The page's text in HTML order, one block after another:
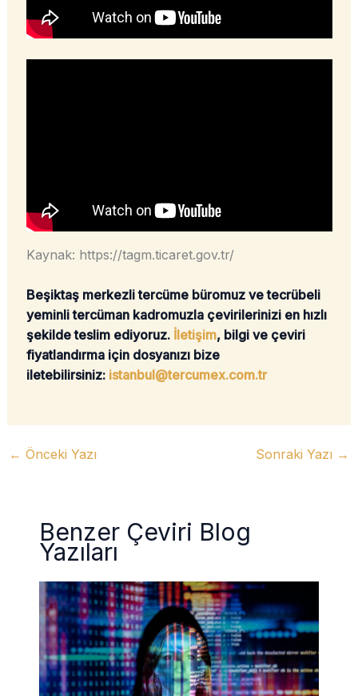
Kaynak: https://tagm.ticaret.gov.tr/
Beşiktaş merkezli tercüme büromuz ve tecrübeli
yeminli tercüman kadromuzla çevirilerinizi en hızlı
şekilde teslim ediyoruz. İletişim, bilgi ve çeviri
fiyatlandırma için dosyanızı bize
iletebilirsiniz: istanbul@tercumex.com.tr
← Önceki Yazı Sonraki Yazı →
Benzer Çeviri Blog
Yazıları